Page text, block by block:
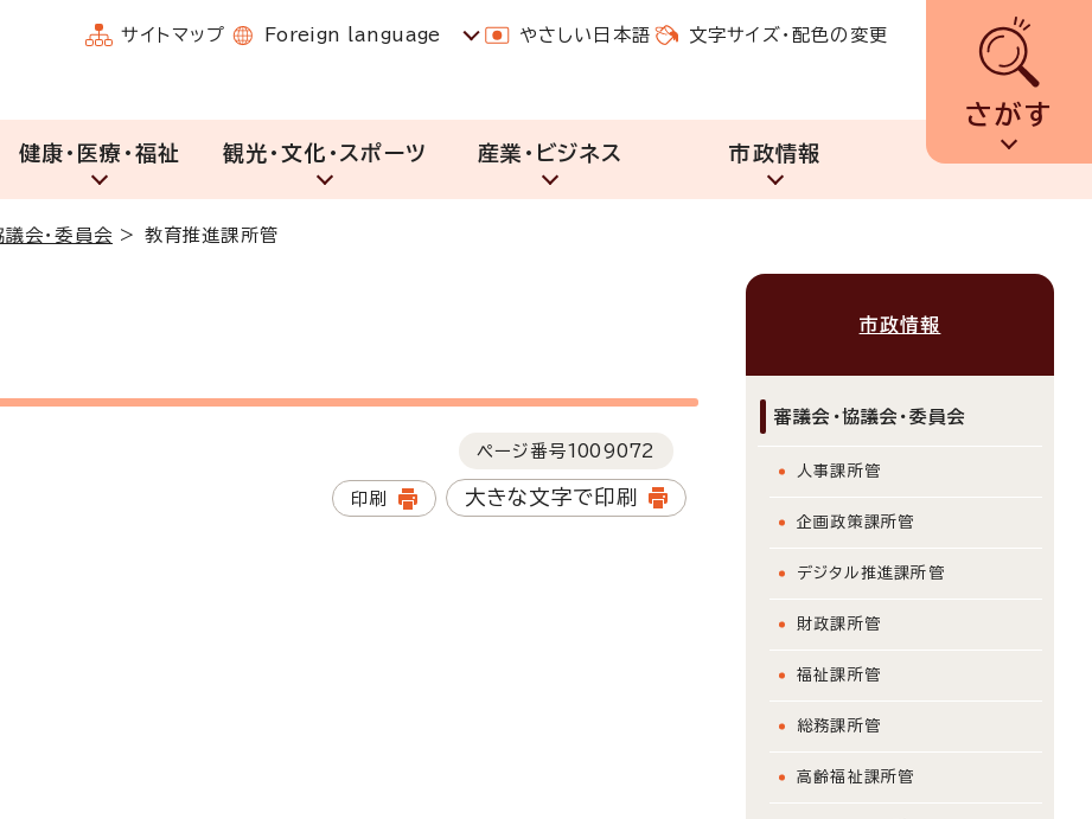
サイトマップ Foreign language やさしい日本語 文字サイズ・配色の変更
さがす
健康・医療・福祉 観光・文化・スポーツ 産業・ビジネス 市政情報
議会・委員会 > 教育推進課所管
ページ番号1009072
印刷 大きな文字で印刷
市政情報
審議会・協議会・委員会
人事課所管
企画政策課所管
デジタル推進課所管
財政課所管
福祉課所管
総務課所管
高齢福祉課所管